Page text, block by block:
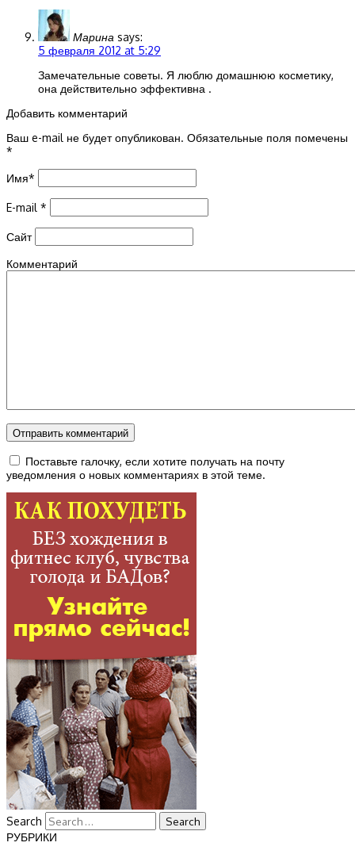
Марина says:
5 февраля 2012 at 5:29
Замечательные советы. Я люблю домашнюю косметику,
она действительно эффективна .
Добавить комментарий
Ваш e-mail не будет опубликован. Обязательные поля помечены
*
Имя*
E-mail *
Сайт
Комментарий
Поставьте галочку, если хотите получать на почту
уведомления о новых комментариях в этой теме.
Search
РУБРИКИ